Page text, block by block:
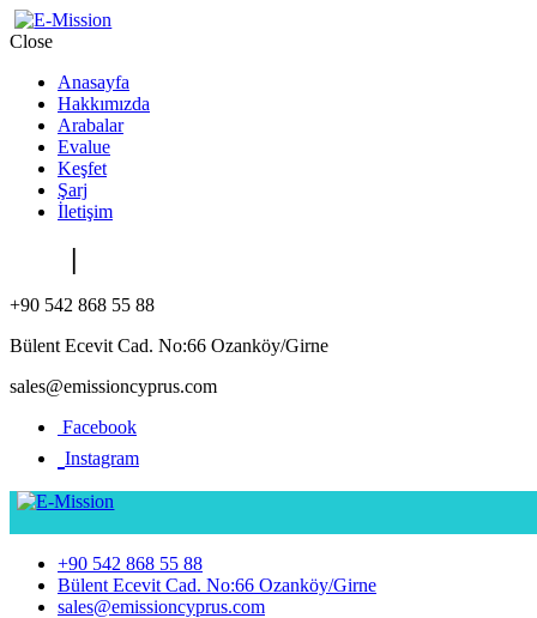
Close
Anasayfa
Hakkımızda
Arabalar
Evalue
Keşfet
Şarj
İletişim
|
+90 542 868 55 88
Bülent Ecevit Cad. No:66 Ozanköy/Girne
sales@emissioncyprus.com
Facebook
Instagram
+90 542 868 55 88
Bülent Ecevit Cad. No:66 Ozanköy/Girne
sales@emissioncyprus.com